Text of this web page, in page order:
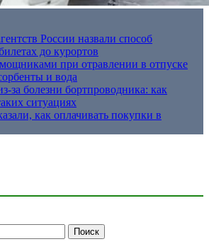
России назвали способ
до курортов
при отравлении в отпуске
и вода
за болезни бортпроводника: как
ситуациях
как оплачивать покупки в